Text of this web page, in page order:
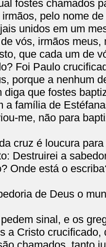
fostes chamados
pelo nome
unidos em um
vós, irmãos
que cada um de
Foi Paulo
porque a nenhum
que fostes
família de
me, não para
cruz é loucura
Destruirei a
Onde está o
de Deus o
sinal, e os
a Cristo